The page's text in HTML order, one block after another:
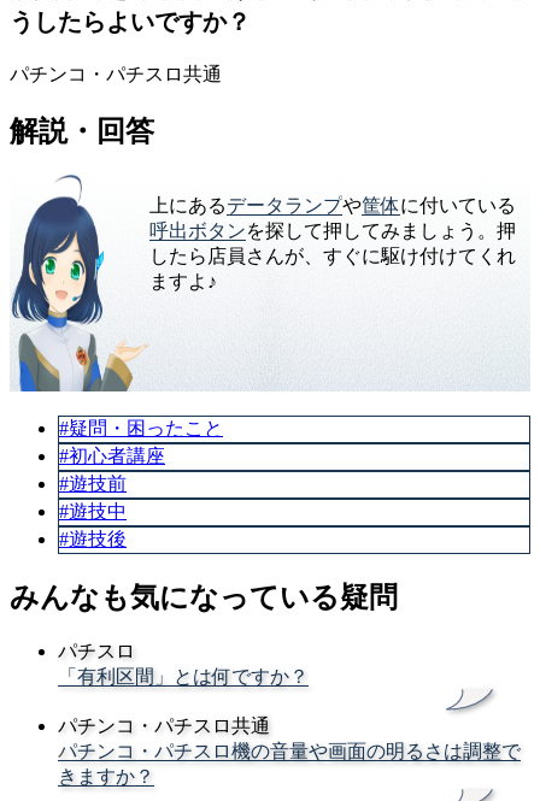
うしたらよいですか？
パチンコ・パチスロ共通
解説・回答
上にあるデータランプや筐体に付いている
呼出ボタンを探して押してみましょう。押
したら店員さんが、すぐに駆け付けてくれ
ますよ♪
#疑問・困ったこと
#初心者講座
#遊技前
#遊技中
#遊技後
みんなも気になっている疑問
パチスロ
「有利区間」とは何ですか？
パチンコ・パチスロ共通
パチンコ・パチスロ機の音量や画面の明るさは調整で
きますか？